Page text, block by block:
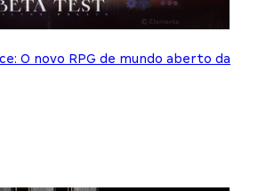
O novo RPG de mundo aberto da